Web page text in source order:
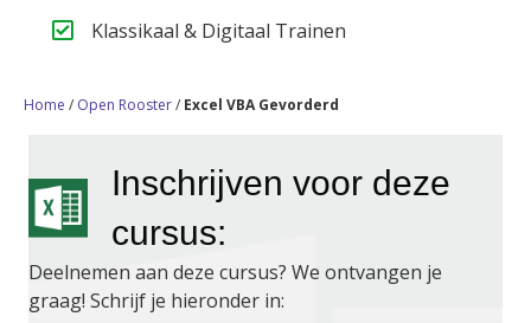
Klassikaal & Digitaal Trainen
Home / Open Rooster/ Excel VBA Gevorderd
Inschrijven voor deze
cursus:
Deelnemen aan deze cursus? We ontvangen je
graag! Schrijf je hieronder in: